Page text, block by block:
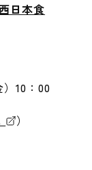
日本食
10：00
）